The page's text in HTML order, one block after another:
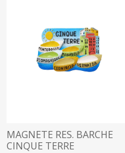
MAGNETE RES. BARCHE
CINQUE TERRE